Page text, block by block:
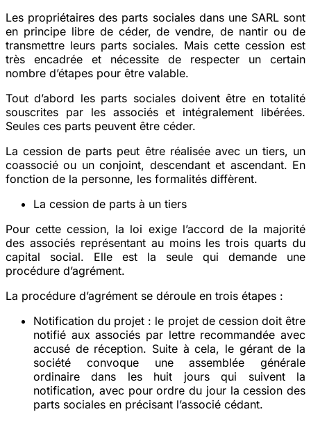
Les propriétaires des parts sociales dans une SARL sont
en principe libre de céder, de vendre, de nantir ou de
transmettre leurs parts sociales. Mais cette cession est
très encadrée et nécessite de respecter un certain
nombre d’étapes pour être valable.
Tout d’abord les parts sociales doivent être en totalité
souscrites par les associés et intégralement libérées.
Seules ces parts peuvent être céder.
La cession de parts peut être réalisée avec un tiers, un
coassocié ou un conjoint, descendant et ascendant. En
fonction de la personne, les formalités diffèrent.
La cession de parts à un tiers
Pour cette cession, la loi exige l’accord de la majorité
des associés représentant au moins les trois quarts du
capital social. Elle est la seule qui demande une
procédure d’agrément.
La procédure d’agrément se déroule en trois étapes :
Notification du projet : le projet de cession doit être
notifié aux associés par lettre recommandée avec
accusé de réception. Suite à cela, le gérant de la
société convoque une assemblée générale
ordinaire dans les huit jours qui suivent la
notification, avec pour ordre du jour la cession des
parts sociales en précisant l’associé cédant.